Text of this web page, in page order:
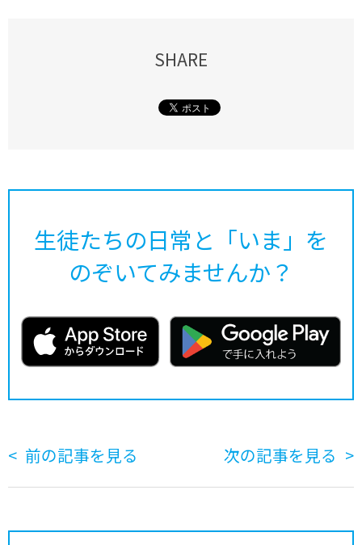
SHARE
生徒たちの日常と「いま」を
のぞいてみませんか？
前の記事を見る 次の記事を見る